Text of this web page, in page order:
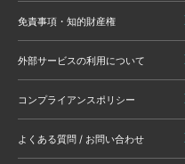
免責事項・知的財産権
外部サービスの利用について
コンプライアンスポリシー
よくある質問 / お問い合わせ